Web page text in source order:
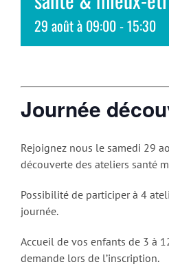
29 août à 09:00-15:30
Journée
Rejoignez nous le samedi 29
découverte des ateliers santé
Possibilité de participer à 4
journée.
Accueil de vos enfants de 3 à
demande lors de l’inscription.